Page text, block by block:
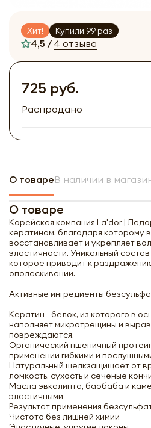
Хит! Купили 99 раз
4,5 / 4 отзыва
725 руб.
Распродано
О товареВ наличии в
О товаре
Корейская компания La'dor |
кератином, благодаря которому
восстанавливает и укрепляет
эластичности. Уникальный
которое приводит к
ополаскивании.
Активные ингредиенты
Кератин– белок, из которого в
наполняет микротрещины и
повреждаются.
Органический пшеничный
применении гибкими и
Натуральный шелкзащищает от
ломкость, сухость и сеченые
Масла эвкалипта, баобаба и
эластичными
Результат применения
Чистота без лишней химии